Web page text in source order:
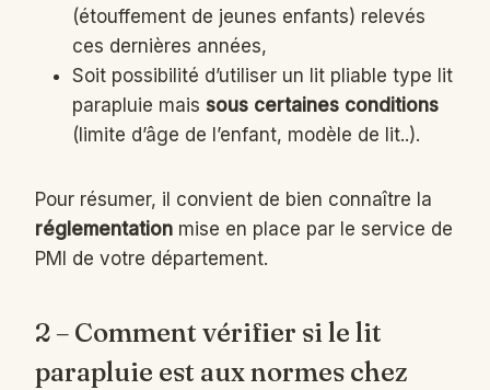
(étouffement de jeunes enfants) relevés
ces dernières années,
Soit possibilité d’utiliser un lit pliable type lit
parapluie mais sous certaines conditions
(limite d’âge de l’enfant, modèle de lit..).
Pour résumer, il convient de bien connaître la
réglementation mise en place par le service de
PMI de votre département.
2 – Comment vérifier si le lit
parapluie est aux normes chez